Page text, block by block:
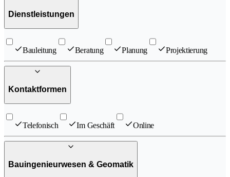
Dienstleistungen
Bauleitung Beratung Planung Projektierung
Kontaktformen
Telefonisch Im Geschäft Online
Bauingenieurwesen & Geomatik